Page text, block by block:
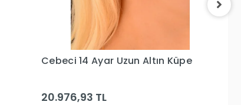
Cebeci 14 Ayar Altın Küpe
17.317,41 TL